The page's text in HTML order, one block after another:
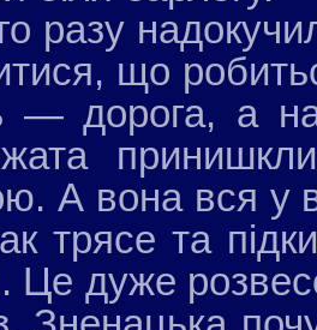
разу
що
— дорога, а
А вона вся у
трясе та
Це дуже